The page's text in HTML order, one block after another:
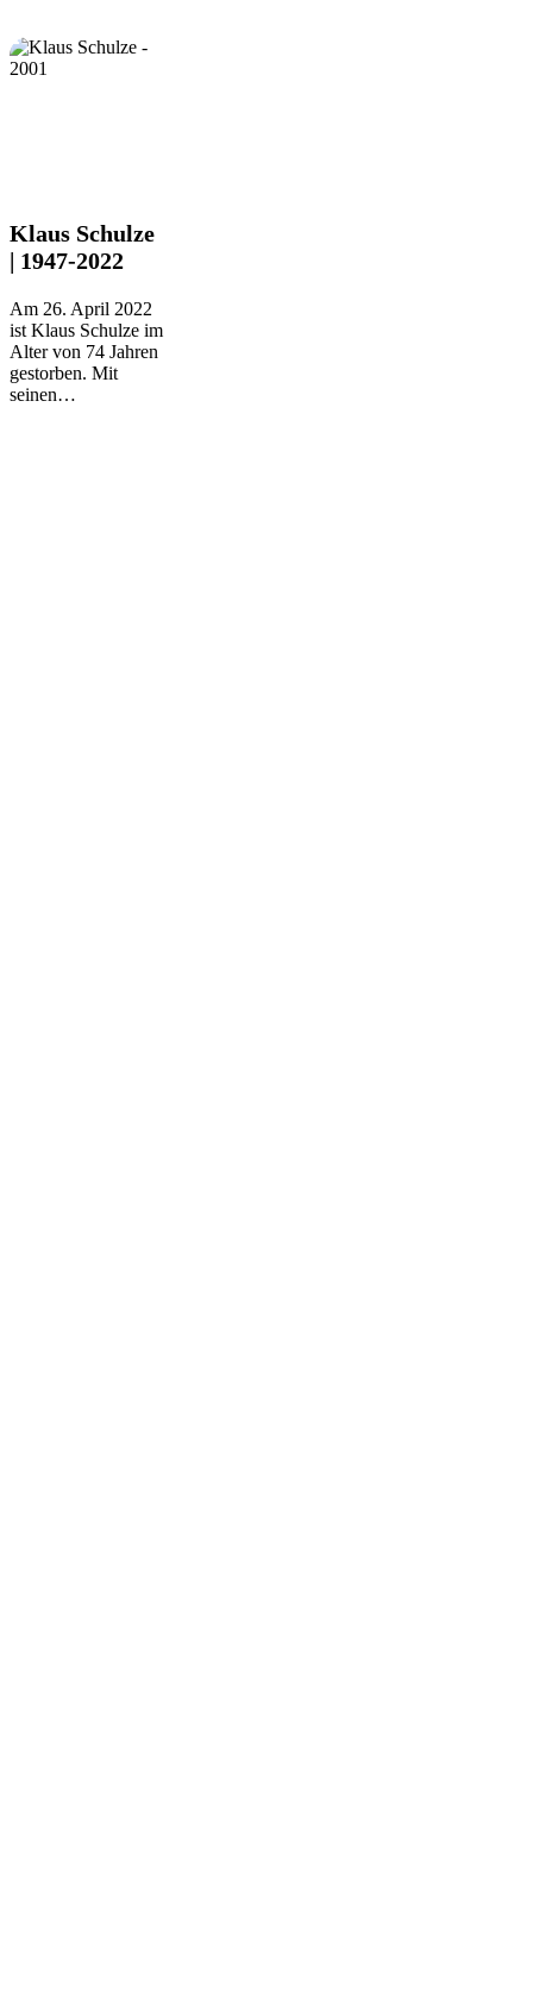
Klaus
Schulze
|
2022
Klaus Schulze
| 1947-2022
Am 26. April 2022
ist Klaus Schulze im
Alter von 74 Jahren
gestorben. Mit
seinen…